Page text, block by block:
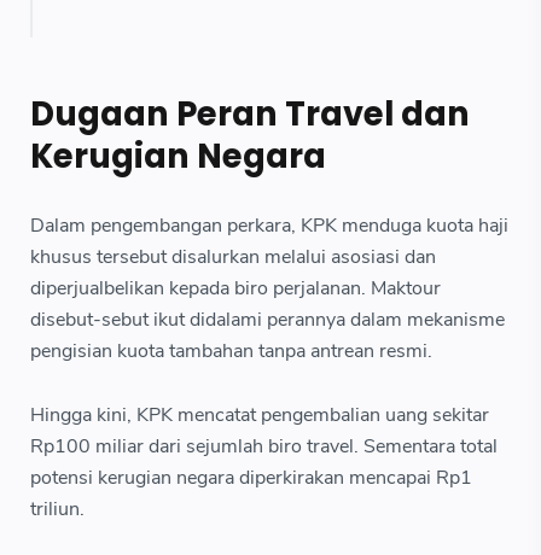
Dugaan Peran Travel dan
Kerugian Negara
Dalam pengembangan perkara, KPK menduga kuota haji
khusus tersebut disalurkan melalui asosiasi dan
diperjualbelikan kepada biro perjalanan. Maktour
disebut-sebut ikut didalami perannya dalam mekanisme
pengisian kuota tambahan tanpa antrean resmi.
Hingga kini, KPK mencatat pengembalian uang sekitar
Rp100 miliar dari sejumlah biro travel. Sementara total
potensi kerugian negara diperkirakan mencapai Rp1
triliun.